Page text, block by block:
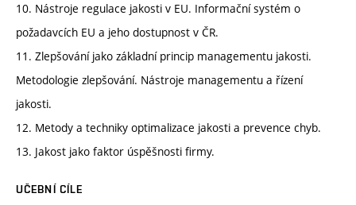
10. Nástroje regulace jakosti v EU. Informační systém o
požadavcích EU a jeho dostupnost v ČR.
11. Zlepšování jako základní princip managementu jakosti.
Metodologie zlepšování. Nástroje managementu a řízení
jakosti.
12. Metody a techniky optimalizace jakosti a prevence chyb.
13. Jakost jako faktor úspěšnosti firmy.
UČEBNÍ CÍLE